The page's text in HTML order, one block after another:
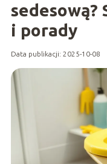
sedesową?
i porady
Data publikacji: 2025-10-08